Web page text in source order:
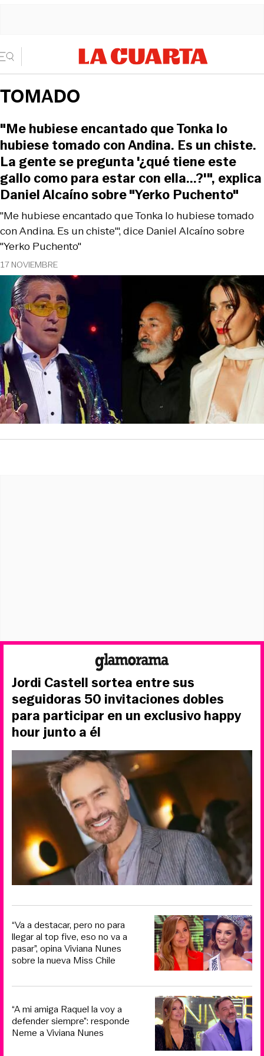
TOMADO
17 NOVIEMBRE
"Me hubiese encantado que Tonka lo hubiese tomado
con Andina. Es un chiste'", dice Daniel Alcaíno sobre
"Yerko Puchento"
"Me hubiese encantado que Tonka lo
hubiese tomado con Andina. Es un chiste.
La gente se pregunta '¿qué tiene este
gallo como para estar con ella...?'", explica
Daniel Alcaíno sobre "Yerko Puchento"
Jordi Castell sortea entre sus
seguidoras 50 invitaciones dobles
para participar en un exclusivo happy
hour junto a él
“Va a destacar, pero no para
llegar al top five, eso no va a
pasar”, opina Viviana Nunes
sobre la nueva Miss Chile
“A mi amiga Raquel la voy a
defender siempre”: responde
Neme a Viviana Nunes